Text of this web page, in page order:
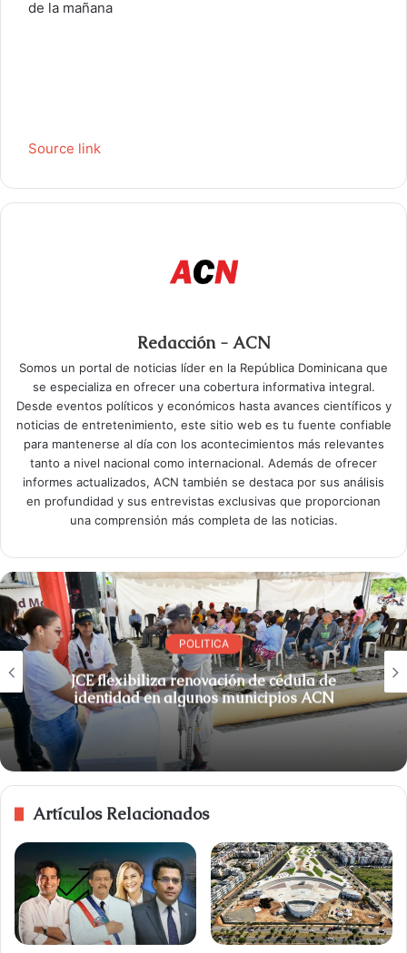
de la mañana
Source link
Redacción - ACN
Somos un portal de noticias líder en la República Dominicana que
se especializa en ofrecer una cobertura informativa integral.
Desde eventos políticos y económicos hasta avances científicos y
noticias de entretenimiento, este sitio web es tu fuente confiable
para mantenerse al día con los acontecimientos más relevantes
tanto a nivel nacional como internacional. Además de ofrecer
informes actualizados, ACN también se destaca por sus análisis
en profundidad y sus entrevistas exclusivas que proporcionan
una comprensión más completa de las noticias.
POLITICA
JCE flexibiliza renovación de cédula de
identidad en algunos municipios ACN
Artículos Relacionados